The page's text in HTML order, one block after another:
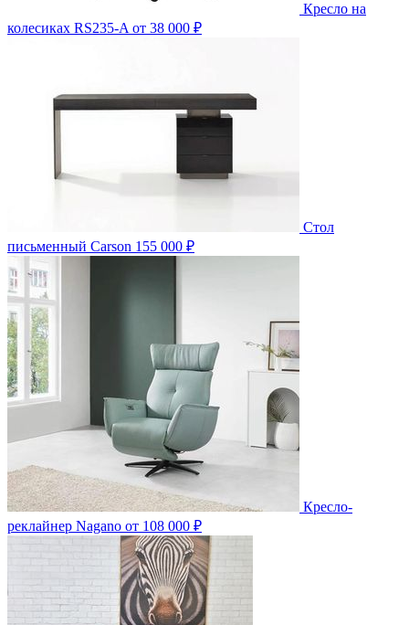
Кресло на
колесиках RS235-A от 38 000 ₽
Стол
письменный Carson 155 000 ₽
Кресло-
реклайнер Nagano от 108 000 ₽